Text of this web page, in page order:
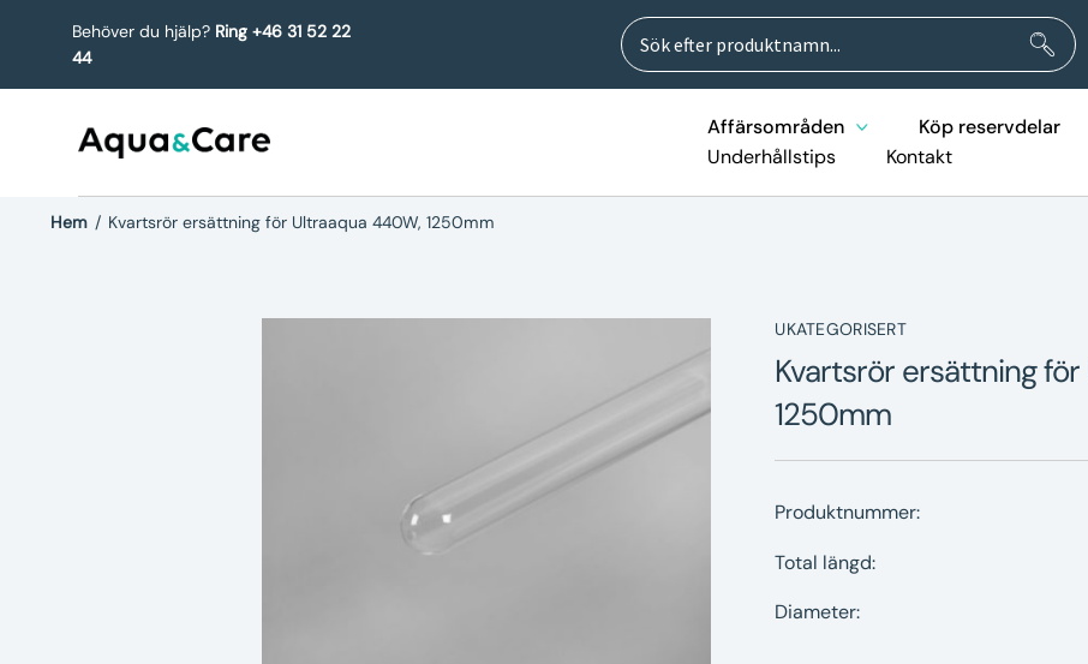
Behöver du hjälp? Ring +46 31 52 22
44
Sök
efter:
Sök
Affärsområden Köp reservdelar
Underhållstips
Kontakt
Hem / Kvartsrör ersättning för Ultraaqua 440W, 1250mm
UKATEGORISERT
Kvartsrör ersättning
1250mm
Produktnummer:
Total längd:
Diameter: